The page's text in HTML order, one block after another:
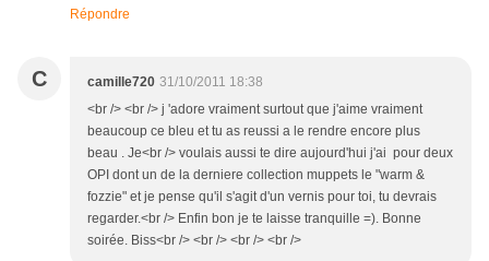
Répondre
C camille720 31/10/2011 18:38
<br /> <br /> j 'adore vraiment surtout que j'aime vraiment
beaucoup ce bleu et tu as reussi a le rendre encore plus
beau . Je<br /> voulais aussi te dire aujourd'hui j'ai pour deux
OPI dont un de la derniere collection muppets le "warm &
fozzie" et je pense qu'il s'agit d'un vernis pour toi, tu devrais
regarder.<br /> Enfin bon je te laisse tranquille =). Bonne
soirée. Biss<br /> <br /> <br /> <br />